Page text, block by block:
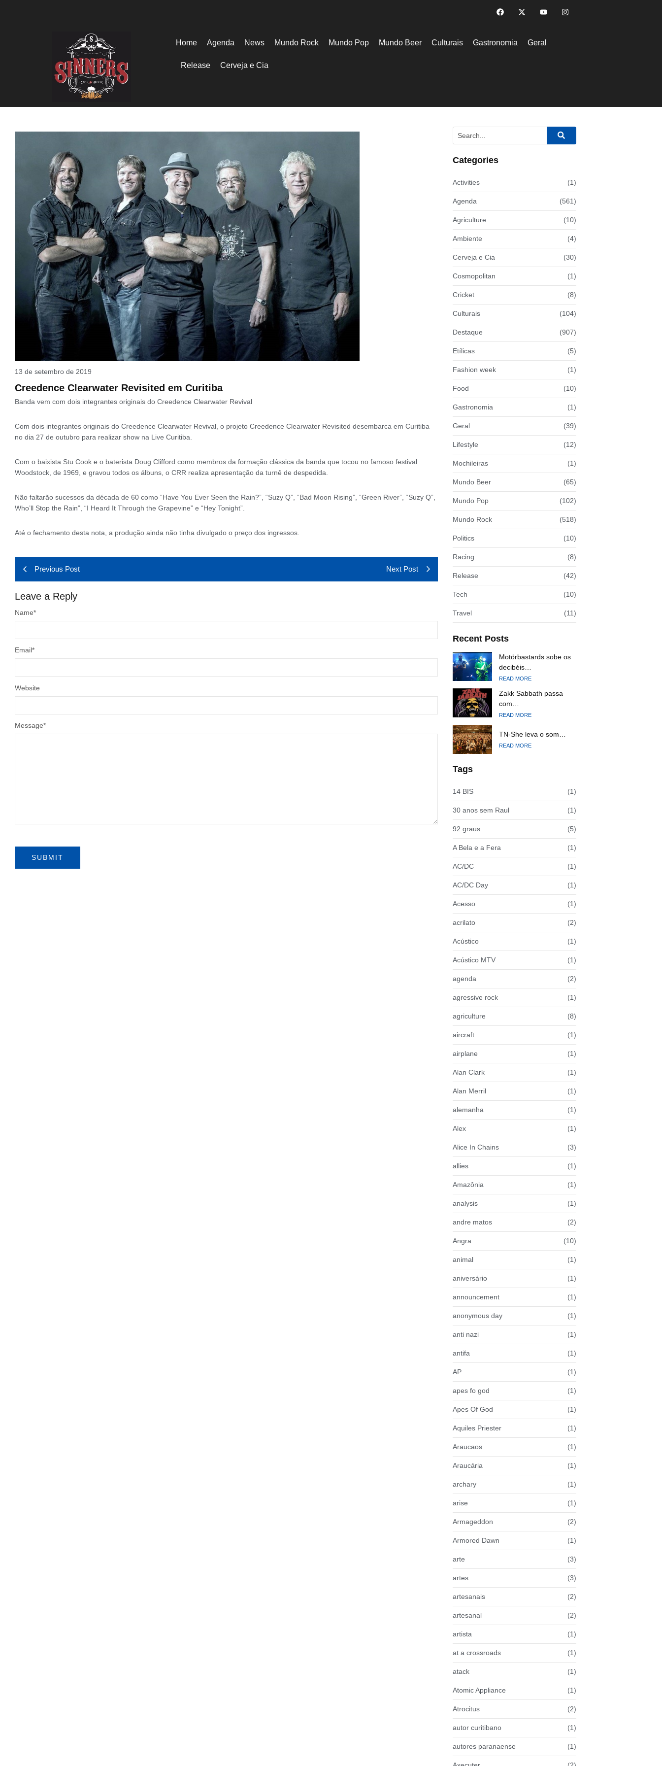
Home Agenda News Mundo Rock Mundo Pop Mundo Beer Culturais Gastronomia Geral
Release Cerveja e Cia
13 de setembro de 2019
Creedence Clearwater Revisited em Curitiba
Banda vem com dois integrantes originais do Creedence Clearwater Revival
Com dois integrantes originais do Creedence Clearwater Revival, o projeto Creedence Clearwater Revisited desembarca em Curitiba
no dia 27 de outubro para realizar show na Live Curitiba.
Com o baixista Stu Cook e o baterista Doug Clifford como membros da formação clássica da banda que tocou no famoso festival
Woodstock, de 1969, e gravou todos os álbuns, o CRR realiza apresentação da turnê de despedida.
Não faltarão sucessos da década de 60 como “Have You Ever Seen the Rain?”, “Suzy Q”, “Bad Moon Rising”, “Green River”, “Suzy Q”,
Who’ll Stop the Rain”, “I Heard It Through the Grapevine” e “Hey Tonight”.
Até o fechamento desta nota, a produção ainda não tinha divulgado o preço dos ingressos.
Previous Post Next Post
Leave a Reply
Message*
Name*
Email*
Website
Categories
Activities (1)
Agenda (561)
Agriculture (10)
Ambiente (4)
Cerveja e Cia (30)
Cosmopolitan (1)
Cricket (8)
Culturais (104)
Destaque (907)
Etílicas (5)
Fashion week (1)
Food (10)
Gastronomia (1)
Geral (39)
Lifestyle (12)
Mochileiras (1)
Mundo Beer (65)
Mundo Pop (102)
Mundo Rock (518)
Politics (10)
Racing (8)
Release (42)
Tech (10)
Travel (11)
Recent Posts
Motörbastards sobe os
decibéis…
READ MORE
Zakk Sabbath passa
com…
READ MORE
TN-She leva o som…
READ MORE
Tags
14 BIS (1)
30 anos sem Raul (1)
92 graus (5)
A Bela e a Fera (1)
AC/DC (1)
AC/DC Day (1)
Acesso (1)
acrilato (2)
Acústico (1)
Acústico MTV (1)
agenda (2)
agressive rock (1)
agriculture (8)
aircraft (1)
airplane (1)
Alan Clark (1)
Alan Merril (1)
alemanha (1)
Alex (1)
Alice In Chains (3)
allies (1)
Amazônia (1)
analysis (1)
andre matos (2)
Angra (10)
animal (1)
aniversário (1)
announcement (1)
anonymous day (1)
anti nazi (1)
antifa (1)
AP (1)
apes fo god (1)
Apes Of God (1)
Aquiles Priester (1)
Araucaos (1)
Araucária (1)
archary (1)
arise (1)
Armageddon (2)
Armored Dawn (1)
arte (3)
artes (3)
artesanais (2)
artesanal (2)
artista (1)
at a crossroads (1)
atack (1)
Atomic Appliance (1)
Atrocitus (2)
autor curitibano (1)
autores paranaense (1)